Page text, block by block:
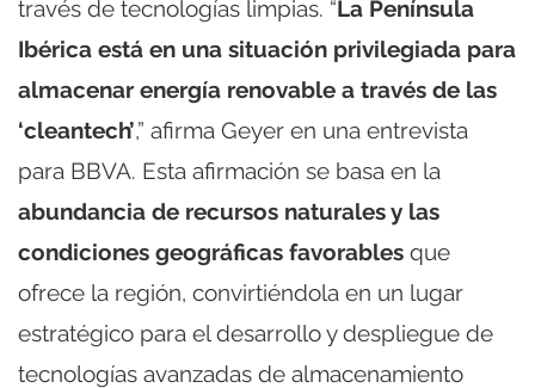
través de tecnologías limpias. “La Península
Ibérica está en una situación privilegiada para
almacenar energía renovable a través de las
‘cleantech’,” afirma Geyer en una entrevista
para BBVA. Esta afirmación se basa en la
abundancia de recursos naturales y las
condiciones geográficas favorables que
ofrece la región, convirtiéndola en un lugar
estratégico para el desarrollo y despliegue de
tecnologías avanzadas de almacenamiento